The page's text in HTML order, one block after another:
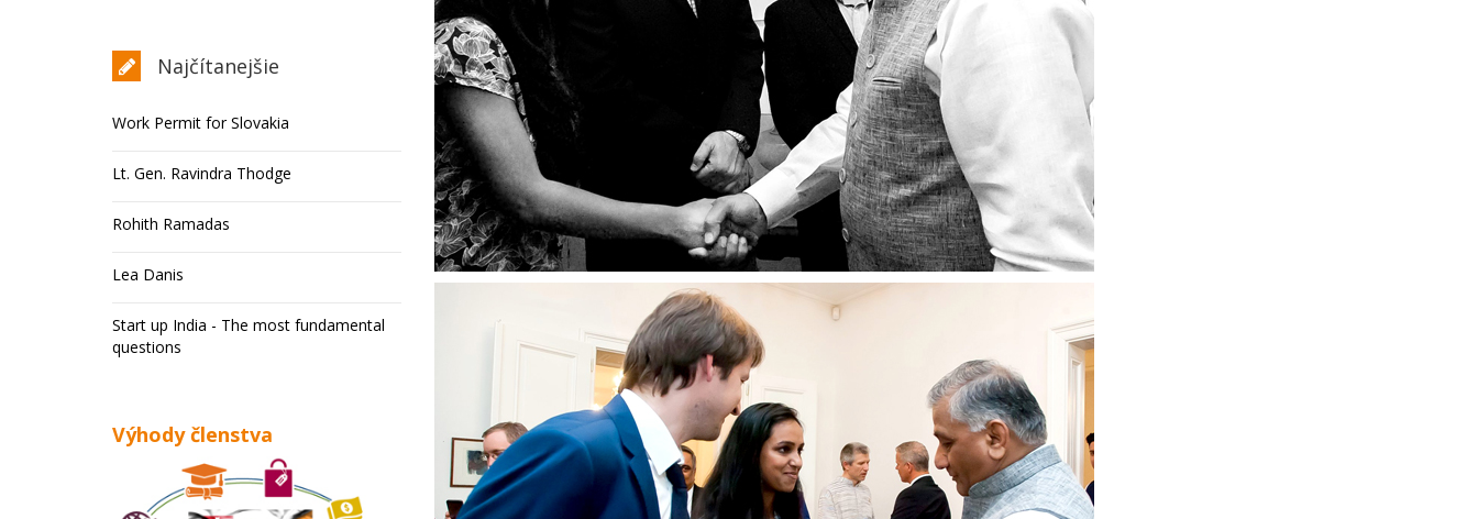
Najčítanejšie
Work Permit for Slovakia
Lt. Gen. Ravindra Thodge
Rohith Ramadas
Lea Danis
Start up India - The most fundamental
questions
Výhody členstva